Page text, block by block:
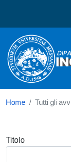
Home Tutti gli
Titolo